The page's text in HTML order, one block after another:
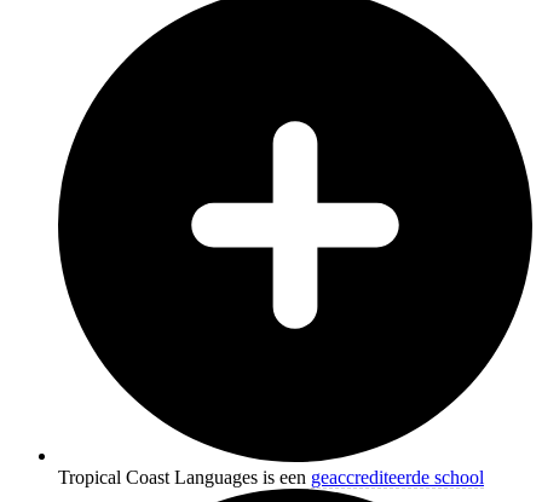
Tropical Coast Languages is een geaccrediteerde school